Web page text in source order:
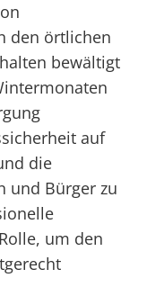
den örtlichen
bewältigt
auf
die
und Bürger zu
um den